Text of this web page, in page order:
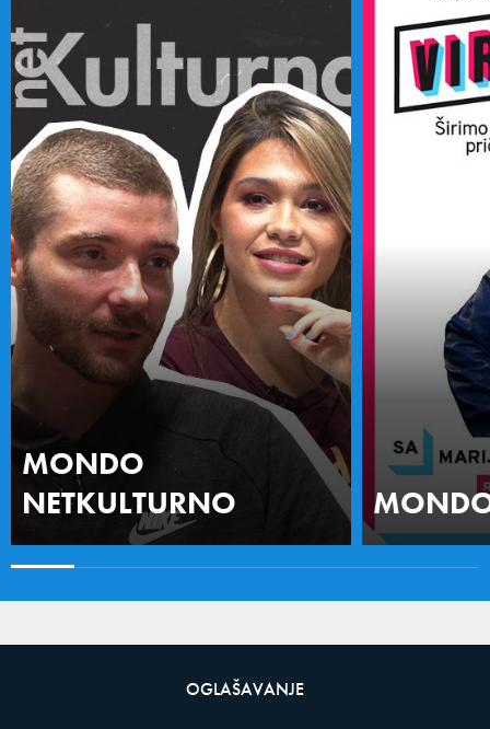
MONDO
NETKULTURNO
OGLAŠAVANJE